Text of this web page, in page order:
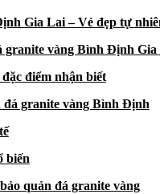
Gia Lai – Vẻ đẹp tự
granite vàng Bình Định
điểm nhận biết
granite vàng Bình Định
biến
quản đá granite vàng